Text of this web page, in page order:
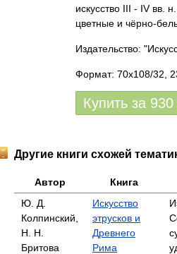
искусство III - IV вв.
цветные и чёрно-
Издательство:
Формат: 70x108/32,
Купить за 930
Другие книги схожей
Автор Книга
Ю. Д.
Колпинский,
Н. Н.
Бритова
Искусство
этрусков и
Древнего
Рима